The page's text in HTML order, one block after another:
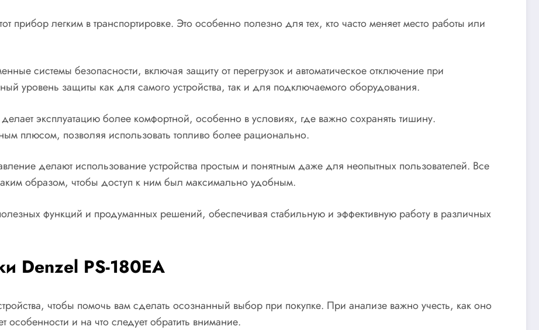
прибор легким в транспортировке. Это особенно полезно для тех, кто часто меняет место работы или
системы безопасности, включая защиту от перегрузок и автоматическое отключение при
уровень защиты как для самого устройства, так и для подключаемого оборудования.
эксплуатацию более комфортной, особенно в условиях, где важно сохранять тишину.
плюсом, позволяя использовать топливо более рационально.
делают использование устройства простым и понятным даже для неопытных пользователей. Все
образом, чтобы доступ к ним был максимально удобным.
функций и продуманных решений, обеспечивая стабильную и эффективную работу в различных
Denzel PS-180EA
чтобы помочь вам сделать осознанный выбор при покупке. При анализе важно учесть, как оно
и на что следует обратить внимание.